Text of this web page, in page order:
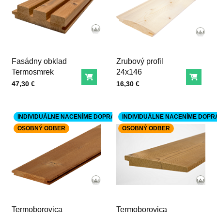
Fasádny obklad
Termosmrek
Cena s DPH
47,30 € Do košíka
Zrubový profil
24x146
Cena s DPH
16,30 € Do
Termoborovica
INDIVIDUÁLNE NACENÍME DOPRAVU
OSOBNÝ ODBER
Termoborovica
INDIVIDUÁLNE NACENÍME
OSOBNÝ ODBER